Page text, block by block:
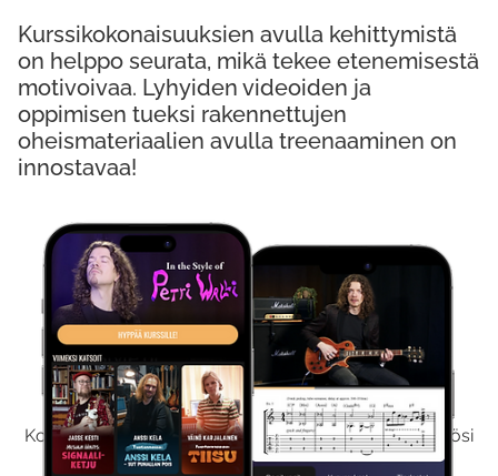
Kokeile Ilmaiseksi
Kokeilemalla ilmaiseksi saat koko sisältömme käyttöösi
viikon ajaksi.
Kurssikokonaisuuksien avulla kehittymistä
on helppo seurata, mikä tekee etenemisestä
motivoivaa. Lyhyiden videoiden ja
oppimisen tueksi rakennettujen
oheismateriaalien avulla treenaaminen on
innostavaa!